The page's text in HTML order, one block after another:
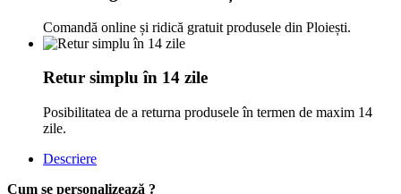
Comandă online și ridică gratuit produsele din Ploiești.
Retur simplu în 14 zile
Posibilitatea de a returna produsele în termen de maxim 14
zile.
Descriere
Cum se personalizează ?